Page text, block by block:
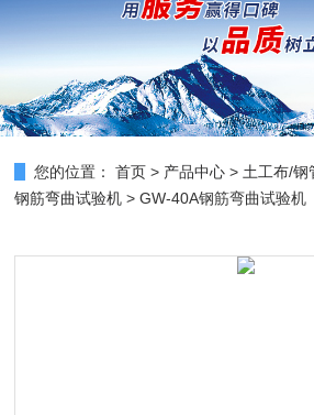
您的位置： 首页 > 产品中心 > 土工布/钢
钢筋弯曲试验机 > GW-40A钢筋弯曲试验机